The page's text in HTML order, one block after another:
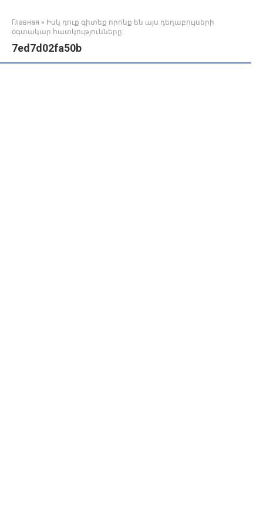
Главная » Իսկ դուք գիտեք որոնք են այս դեղաբույսերի
օգտակար հատկությունները:
7ed7d02fa50b